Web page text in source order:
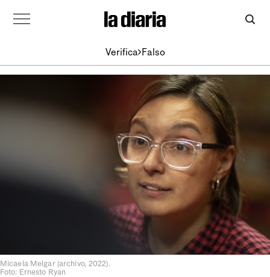
Verifica Falso
Micaela Melgar (archivo, 2022).
Foto: Ernesto Ryan